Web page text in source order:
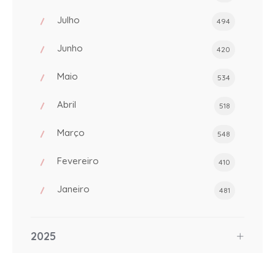
Julho 494
Junho 420
Maio 534
Abril 518
Março 548
Fevereiro 410
Janeiro 481
2025